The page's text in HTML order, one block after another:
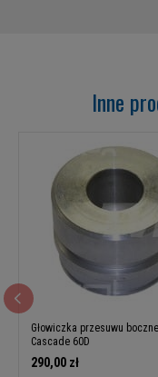
Inne
Głowiczka przesuwu
Cascade 60D
290,00 zł